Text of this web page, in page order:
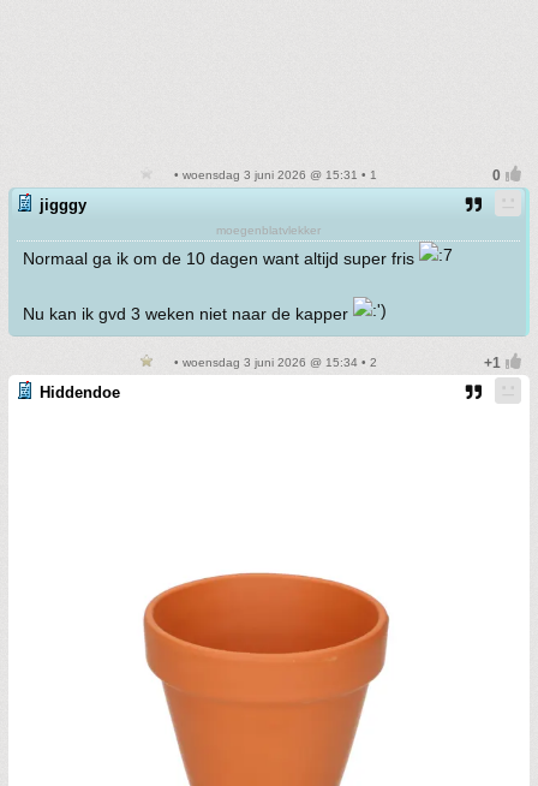
• woensdag 3 juni 2026 @ 15:31 • 1
jigggy
moegenblatvlekker
Normaal ga ik om de 10 dagen want altijd super fris
Nu kan ik gvd 3 weken niet naar de kapper
• woensdag 3 juni 2026 @ 15:34 • 2
Hiddendoe